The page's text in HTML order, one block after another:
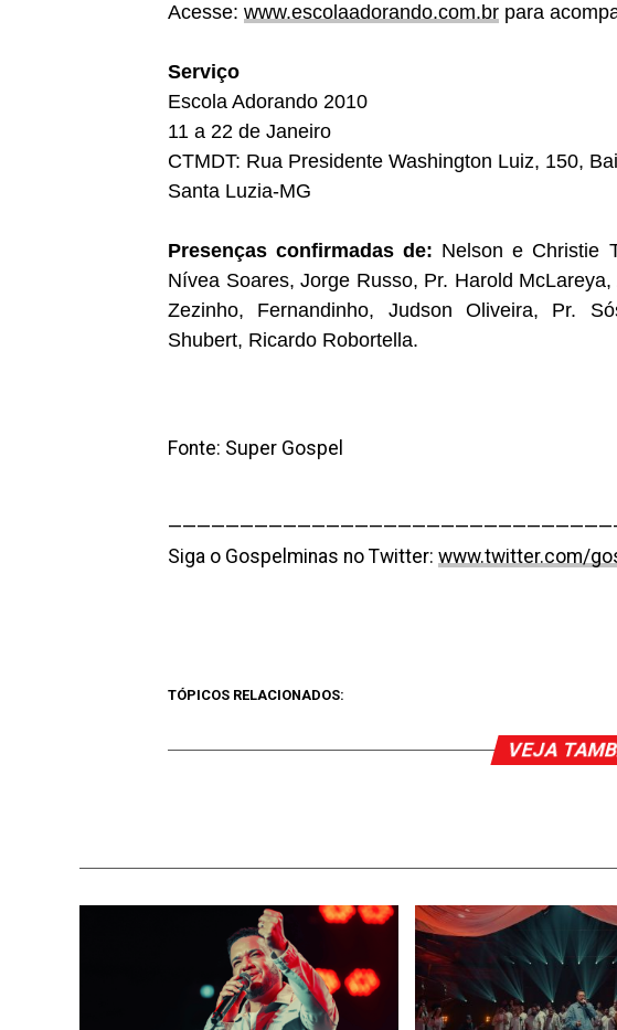
Acesse: www.escolaadorando.com.br para
Serviço
Escola Adorando 2010
11 a 22 de Janeiro
CTMDT: Rua Presidente Washington Luiz, 150,
Santa Luzia-MG
Presenças confirmadas de: Nelson e Christie
Nívea Soares, Jorge Russo, Pr. Harold
Zezinho, Fernandinho, Judson Oliveira, Pr.
Shubert, Ricardo Robortella.
Fonte: Super Gospel
Siga o Gospelminas no Twitter: www.twitter.com/
TÓPICOS RELACIONADOS:
VEJA